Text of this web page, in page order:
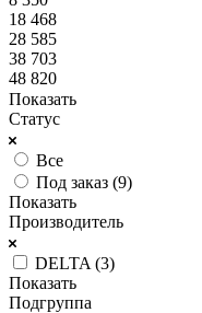
18 468
28 585
38 703
48 820
Показать
Статус
Все
Под заказ (9)
Показать
Производитель
DELTA (3)
Показать
Подгруппа